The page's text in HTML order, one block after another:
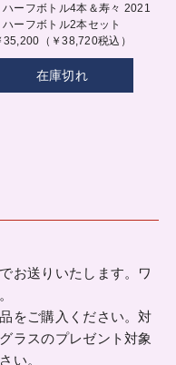
ーフボトル4本＆寿々 2021
ハーフボトル2本セット
35,200（￥38,720税込）
在庫切れ
お送りいたします。ワ
をご購入ください。対
ラスのプレゼント対象
い。